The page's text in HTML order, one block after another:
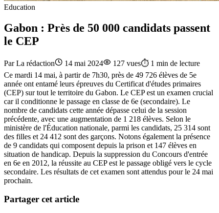
Education
Gabon : Près de 50 000 candidats passent
le CEP
ParLa rédaction 14 mai 2024 127 vues⏱️ 1 min de lecture
Ce mardi 14 mai, à partir de 7h30, près de 49 726 élèves de 5e
année ont entamé leurs épreuves du Certificat d'études primaires
(CEP) sur tout le territoire du Gabon. Le CEP est un examen crucial
car il conditionne le passage en classe de 6e (secondaire). Le
nombre de candidats cette année dépasse celui de la session
précédente, avec une augmentation de 1 218 élèves. Selon le
ministère de l'Éducation nationale, parmi les candidats, 25 314 sont
des filles et 24 412 sont des garçons. Notons également la présence
de 9 candidats qui composent depuis la prison et 147 élèves en
situation de handicap. Depuis la suppression du Concours d'entrée
en 6e en 2012, la réussite au CEP est le passage obligé vers le cycle
secondaire. Les résultats de cet examen sont attendus pour le 24 mai
prochain.
Partager cet article